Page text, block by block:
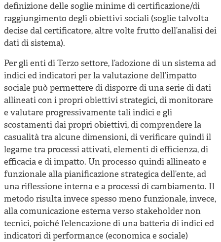
definizione delle soglie minime di certificazione/di
raggiungimento degli obiettivi sociali (soglie talvolta
decise dal certificatore, altre volte frutto dell’analisi dei
dati di sistema).
Per gli enti di Terzo settore, l’adozione di un sistema ad
indici ed indicatori per la valutazione dell’impatto
sociale può permettere di disporre di una serie di dati
allineati con i propri obiettivi strategici, di monitorare
e valutare progressivamente tali indici e gli
scostamenti dai propri obiettivi, di comprendere la
casualità tra alcune dimensioni, di verificare quindi il
legame tra processi attivati, elementi di efficienza, di
efficacia e di impatto. Un processo quindi allineato e
funzionale alla pianificazione strategica dell’ente, ad
una riflessione interna e a processi di cambiamento. Il
metodo risulta invece spesso meno funzionale, invece,
alla comunicazione esterna verso stakeholder non
tecnici, poiché l’elencazione di una batteria di indici ed
indicatori di performance (economica e sociale)